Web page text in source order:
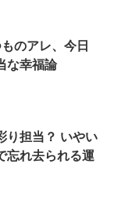
のアレ、今日
な幸福論
り担当？ いやい
忘れ去られる運